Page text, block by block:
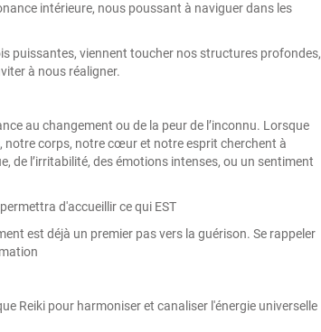
intérieure, nous poussant à naviguer dans les
puissantes, viennent toucher nos structures profondes,
à nous réaligner.
au changement ou de la peur de l’inconnu. Lorsque
notre corps, notre cœur et notre esprit cherchent à
de l’irritabilité, des émotions intenses, ou un sentiment
d'accueillir ce qui EST
est déjà un premier pas vers la guérison. Se rappeler
Reiki pour harmoniser et canaliser l'énergie universelle